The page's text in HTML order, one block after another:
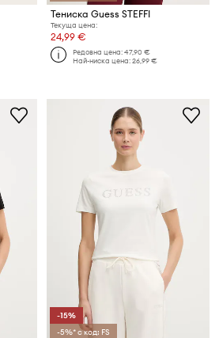
Тениска Guess STEFFI
Текуща цена:
24,99 €
Редовна цена:47,90 €
Най-ниска цена:26,99 €
-15%
-5%* с код: FS